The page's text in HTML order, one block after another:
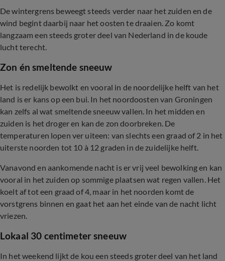
De wintergrens beweegt steeds verder naar het zuiden en de
wind begint daarbij naar het oosten te draaien. Zo komt
langzaam een steeds groter deel van Nederland in de koude
lucht terecht.
Zon én smeltende sneeuw
Het is redelijk bewolkt en vooral in de noordelijke helft van het
land is er kans op een bui. In het noordoosten van Groningen
kan zelfs al wat smeltende sneeuw vallen. In het midden en
zuiden is het droger en kan de zon doorbreken. De
temperaturen lopen ver uiteen: van slechts een graad of 2 in het
uiterste noorden tot 10 à 12 graden in de zuidelijke helft.
Vanavond en aankomende nacht is er vrij veel bewolking en kan
vooral in het zuiden op sommige plaatsen wat regen vallen. Het
koelt af tot een graad of 4, maar in het noorden komt de
vorstgrens binnen en gaat het aan het einde van de nacht licht
vriezen.
Lokaal 30 centimeter sneeuw
In het weekend lijkt de kou een steeds groter deel van het land